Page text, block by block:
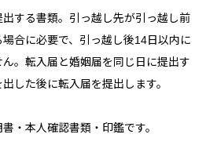
する書類。引っ越し先が引っ越し前
合に必要で、引っ越し後14日以内に
。転入届と婚姻届を同じ日に提出す
した後に転入届を提出します。
・本人確認書類・印鑑です。